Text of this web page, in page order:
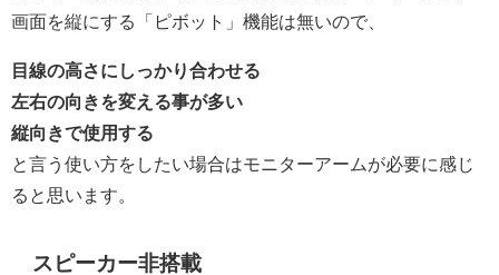
画面を縦にする「ピボット」機能は無いので、
目線の高さにしっかり合わせる
左右の向きを変える事が多い
縦向きで使用する
と言う使い方をしたい場合はモニターアームが必要に感じ
ると思います。
スピーカー非搭載